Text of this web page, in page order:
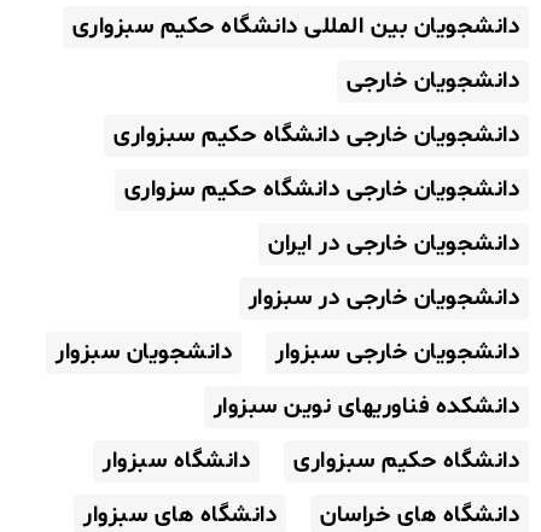
دانشجویان بین المللی دانشگاه حکیم سبزواری
دانشجویان خارجی
دانشجویان خارجی دانشگاه حکیم سبزواری
دانشجویان خارجی دانشگاه حکیم سزواری
دانشجویان خارجی در ایران
دانشجویان خارجی در سبزوار
دانشجویان خارجی سبزوار
دانشجویان سبزوار
دانشکده فناوریهای نوین سبزوار
دانشگاه حکیم سبزواری
دانشگاه سبزوار
دانشگاه های خراسان
دانشگاه های سبزوار